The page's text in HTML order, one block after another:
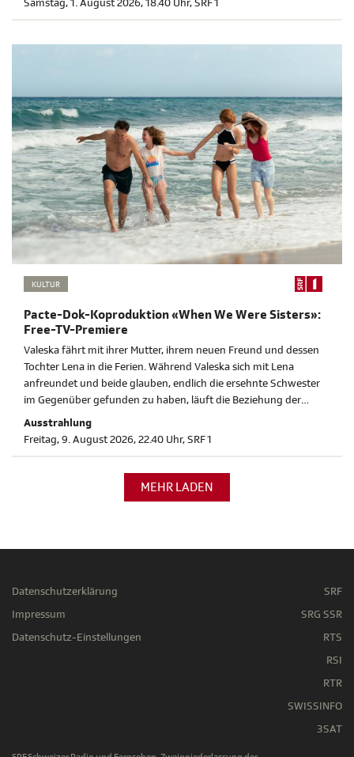
KULTUR
Pacte-Dok-Koproduktion «When We Were Sisters»:
Free-TV-Premiere
Valeska fährt mit ihrer Mutter, ihrem neuen Freund und dessen
Tochter Lena in die Ferien. Während Valeska sich mit Lena
anfreundet und beide glauben, endlich die ersehnte Schwester
im Gegenüber gefunden zu haben, läuft die Beziehung der
Eltern immer mehr aus dem Ruder. Die Pacte-Dok-
Koproduktion, «When We Were Sisters», ist am Sonntag, 9.
August 2026 zum ersten Mal im Free-TV zu sehen.
Ausstrahlung
Freitag, 9. August 2026, 22.40 Uhr, SRF 1
MEHR LADEN
Datenschutzerklärung
Impressum
Datenschutz-Einstellungen
SRF
SRG SSR
RTS
RSI
RTR
SWISSINFO
3SAT